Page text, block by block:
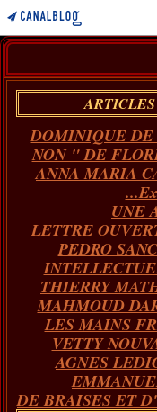
DOMINIQUE
NON " DE
ANNA MARIA
UNE
LETTRE
PEDRO
THIERRY
MAHMOUD
LES MAINS
VETTY
AGNES
DE BRAISES ET